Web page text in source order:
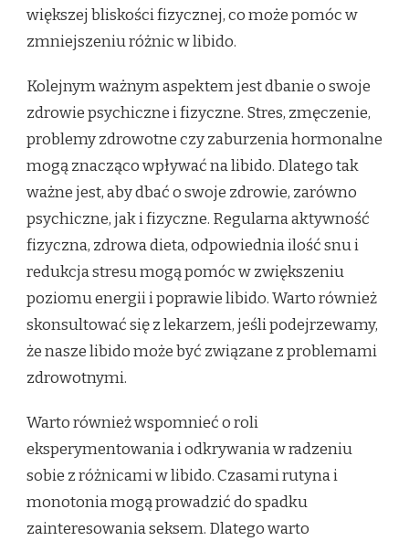
większej bliskości fizycznej, co może pomóc w
zmniejszeniu różnic w libido.
Kolejnym ważnym aspektem jest dbanie o swoje
zdrowie psychiczne i fizyczne. Stres, zmęczenie,
problemy zdrowotne czy zaburzenia hormonalne
mogą znacząco wpływać na libido. Dlatego tak
ważne jest, aby dbać o swoje zdrowie, zarówno
psychiczne, jak i fizyczne. Regularna aktywność
fizyczna, zdrowa dieta, odpowiednia ilość snu i
redukcja stresu mogą pomóc w zwiększeniu
poziomu energii i poprawie libido. Warto również
skonsultować się z lekarzem, jeśli podejrzewamy,
że nasze libido może być związane z problemami
zdrowotnymi.
Warto również wspomnieć o roli
eksperymentowania i odkrywania w radzeniu
sobie z różnicami w libido. Czasami rutyna i
monotonia mogą prowadzić do spadku
zainteresowania seksem. Dlatego warto